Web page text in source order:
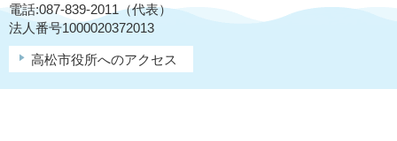
電話:087-839-2011（代表）
法人番号1000020372013
高松市役所へのアクセス